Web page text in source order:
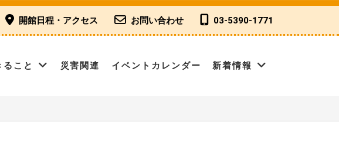
開館日程・アクセス お問い合わせ 03-5390-1771
こと 災害関連 イベントカレンダー 新着情報